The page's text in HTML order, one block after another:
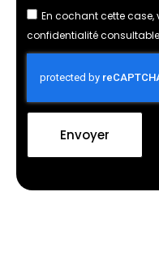
En cochant cette
confidentialité
Envoyer